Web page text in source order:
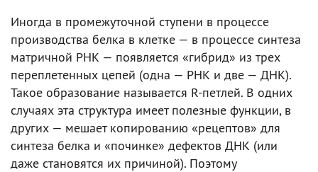
Иногда в промежуточной ступени в процессе
производства белка в клетке — в процессе синтеза
матричной РНК — появляется «гибрид» из трех
переплетенных цепей (одна — РНК и две — ДНК).
Такое образование называется R-петлей. В одних
случаях эта структура имеет полезные функции, в
других — мешает копированию «рецептов» для
синтеза белка и «починке» дефектов ДНК (или
даже становятся их причиной). Поэтому